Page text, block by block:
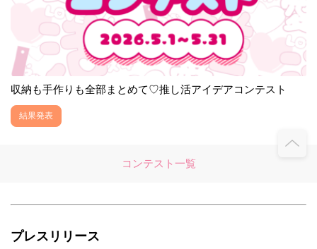
収納も手作りも全部まとめて♡推し活アイデアコンテスト
結果発表
コンテスト一覧
プレスリリース